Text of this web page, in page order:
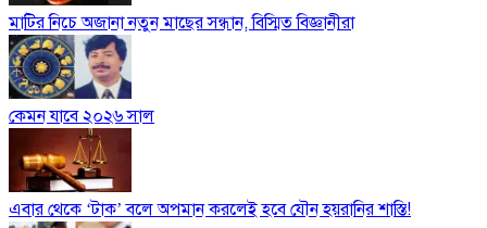
মাটির নিচে অজানা নতুন মাছের সন্ধান, বিস্মিত বিজ্ঞানীরা
কেমন যাবে ২০২৬ সাল
এবার থেকে ‘টাক’ বলে অপমান করলেই হবে যৌন হয়রানির শাস্তি!